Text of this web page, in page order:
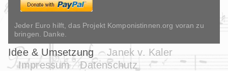
Jeder Euro hilft, das Projekt Komponistinnen.org voran zu
bringen. Danke.
Idee & Umsetzung
Janek v. Kaler
Impressum
Datenschutz